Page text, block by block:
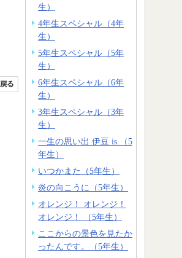
生）
4年生スペシャル（4年
生）
5年生スペシャル（5年
生）
6年生スペシャル（6年
生）
3年生スペシャル（3年
生）
一生の思い出 伊豆 is.（5
年生）
いつかまた（5年生）
炎の向こうに（5年生）
オレンジ！ オレンジ！
オレンジ！ （5年生）
ここからの景色を見たか
ったんです。（5年生）